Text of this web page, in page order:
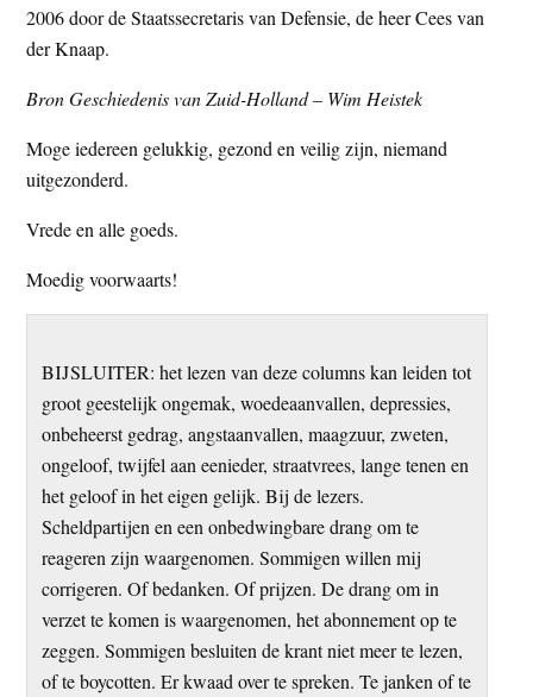
2006 door de Staatssecretaris van Defensie, de heer Cees van
der Knaap.
Bron Geschiedenis van Zuid-Holland – Wim Heistek
Moge iedereen gelukkig, gezond en veilig zijn, niemand
uitgezonderd.
Vrede en alle goeds.
Moedig voorwaarts!
BIJSLUITER: het lezen van deze columns kan leiden tot
groot geestelijk ongemak, woedeaanvallen, depressies,
onbeheerst gedrag, angstaanvallen, maagzuur, zweten,
ongeloof, twijfel aan eenieder, straatvrees, lange tenen en
het geloof in het eigen gelijk. Bij de lezers.
Scheldpartijen en een onbedwingbare drang om te
reageren zijn waargenomen. Sommigen willen mij
corrigeren. Of bedanken. Of prijzen. De drang om in
verzet te komen is waargenomen, het abonnement op te
zeggen. Sommigen besluiten de krant niet meer te lezen,
of te boycotten. Er kwaad over te spreken. Te janken of te